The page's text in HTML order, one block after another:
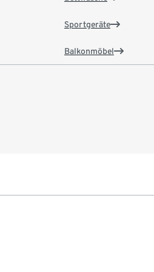
Sportgeräte
Balkonmöbel